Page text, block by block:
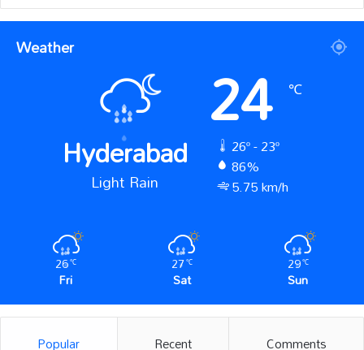
Weather
Hyderabad
Light Rain
24 ℃
26º - 23º
86%
5.75 km/h
26℃
Fri
27℃
Sat
29℃
Sun
Popular Recent Comments